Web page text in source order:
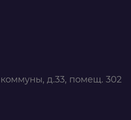
д.33, помещ. 302